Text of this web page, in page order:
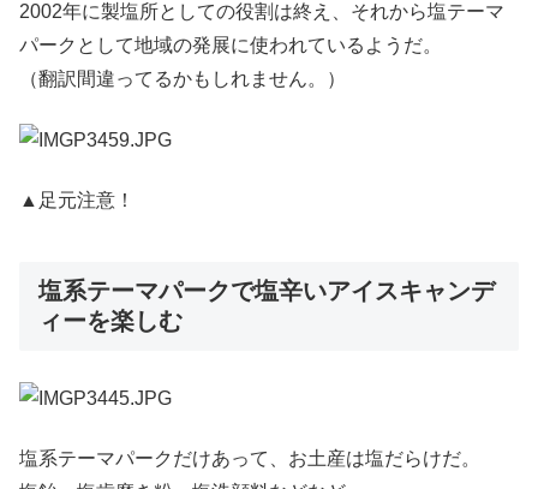
2002年に製塩所としての役割は終え、それから塩テーマ
パークとして地域の発展に使われているようだ。
（翻訳間違ってるかもしれません。）
▲足元注意！
塩系テーマパークで塩辛いアイスキャンデ
ィーを楽しむ
塩系テーマパークだけあって、お土産は塩だらけだ。